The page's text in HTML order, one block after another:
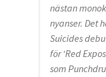
nästan
nyanser. Det
Suicides
för ‘Red
som